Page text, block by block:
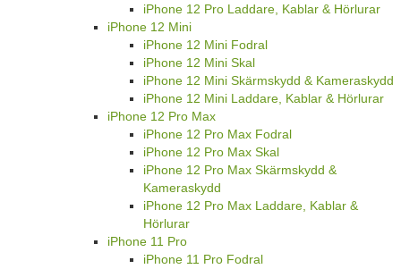
iPhone 12 Pro Laddare, Kablar & Hörlurar
iPhone 12 Mini
iPhone 12 Mini Fodral
iPhone 12 Mini Skal
iPhone 12 Mini Skärmskydd & Kameraskydd
iPhone 12 Mini Laddare, Kablar & Hörlurar
iPhone 12 Pro Max
iPhone 12 Pro Max Fodral
iPhone 12 Pro Max Skal
iPhone 12 Pro Max Skärmskydd &
Kameraskydd
iPhone 12 Pro Max Laddare, Kablar &
Hörlurar
iPhone 11 Pro
iPhone 11 Pro Fodral